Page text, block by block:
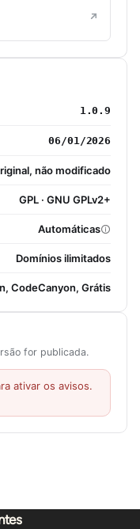
1.0.9
06/01/2026
não modificado
GPL · GNU GPLv2+
Automáticas
Domínios ilimitados
CodeCanyon, Grátis
for publicada.
ativar os avisos.